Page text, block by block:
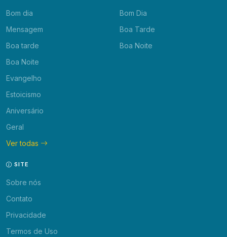
Bom dia
Mensagem
Boa tarde
Boa Noite
Evangelho
Estoicismo
Aniversário
Geral
Ver todas
Bom Dia
Boa Tarde
Boa Noite
SITE
Sobre nós
Contato
Privacidade
Termos de Uso